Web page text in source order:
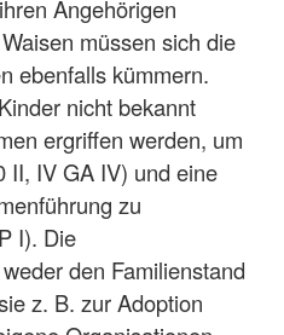
Angehörigen
müssen sich die
ebenfalls kümmern.
nicht bekannt
ergriffen werden, um
II, IV GA IV) und eine
zu
I). Die
den Familienstand
z. B. zur Adoption